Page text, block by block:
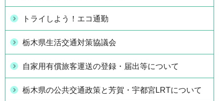
トライしよう！エコ通勤
栃木県生活交通対策協議会
自家用有償旅客運送の登録・届出等について
栃木県の公共交通政策と芳賀・宇都宮LRTについて